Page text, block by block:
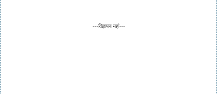
---विज्ञापन यहां---